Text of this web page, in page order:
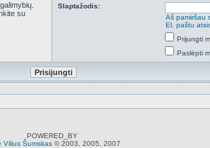
su
Slaptažodis:
Aš pamiršau
El. paštu
Prijungti
Paslėpti
POWERED_BY
Vilius Šumskas© 2003, 2005, 2007